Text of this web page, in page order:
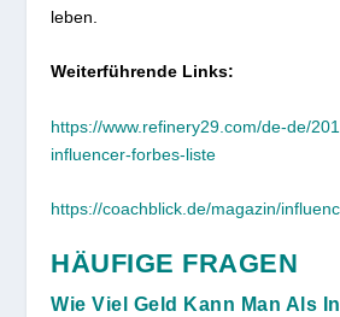
leben.
Weiterführende Links:
https://www.refinery29.com/de-de/
influencer-forbes-liste
https://coachblick.de/magazin/
HÄUFIGE FRAGEN
Wie Viel Geld Kann Man Als